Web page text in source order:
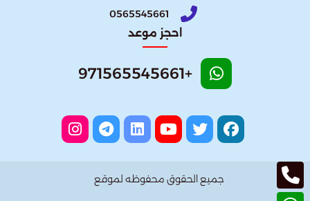
0565545661
احجز موعد
+971565545661
جميع الحقوق محفوظه لموقع